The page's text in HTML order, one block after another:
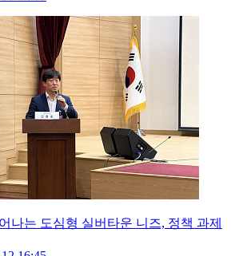
나는 도심형 실버타운 니즈, 정책 과제